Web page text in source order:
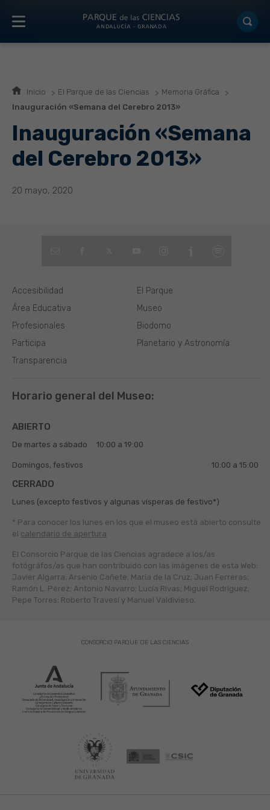
Inicio El Parque de las Ciencias
Memoria Gráfica
Inauguración «Semana del Cerebro 2013»
Inauguración «Semana
del Cerebro 2013»
20 mayo, 2020
El Parque
Museo
Biodomo
Planetario y Astronomía
Área Educativa
Profesionales
Participa
Transparencia
Accesibilidad
Horario general del Museo:
ABIERTO
De martes a sábado 10:00 a 19:00
Domingos, festivos 10:00 a 15:00
CERRADO
Lunes (excepto festivos y algunas vísperas de festivo*)
* Para conocer los lunes en los que el museo está abierto consulte
el calendario de apertura
El Consorcio Parque de las Ciencias agradece a los/as
fotógráfos/as que han contribuido con las imágenes de esta Web:
Javier Algarra; Arsenio Cañete; María de la Cruz; Juan Ferreras;
Ramón L. Pérez; Antonio Navarro; Lucía Rivas; Miguel Rodríguez;
Pepe Torres; Roberto Travesí y Manuel Valdivieso.
CONSORCIO PARQUE DE LAS CIENCIAS